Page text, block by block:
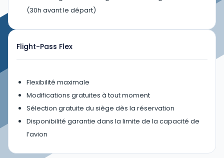
(30h avant le départ)
Flight-Pass Flex
Flexibilité maximale
Modifications gratuites à tout moment
Sélection gratuite du siège dès la réservation
Disponibilité garantie dans la limite de la capacité de
l’avion